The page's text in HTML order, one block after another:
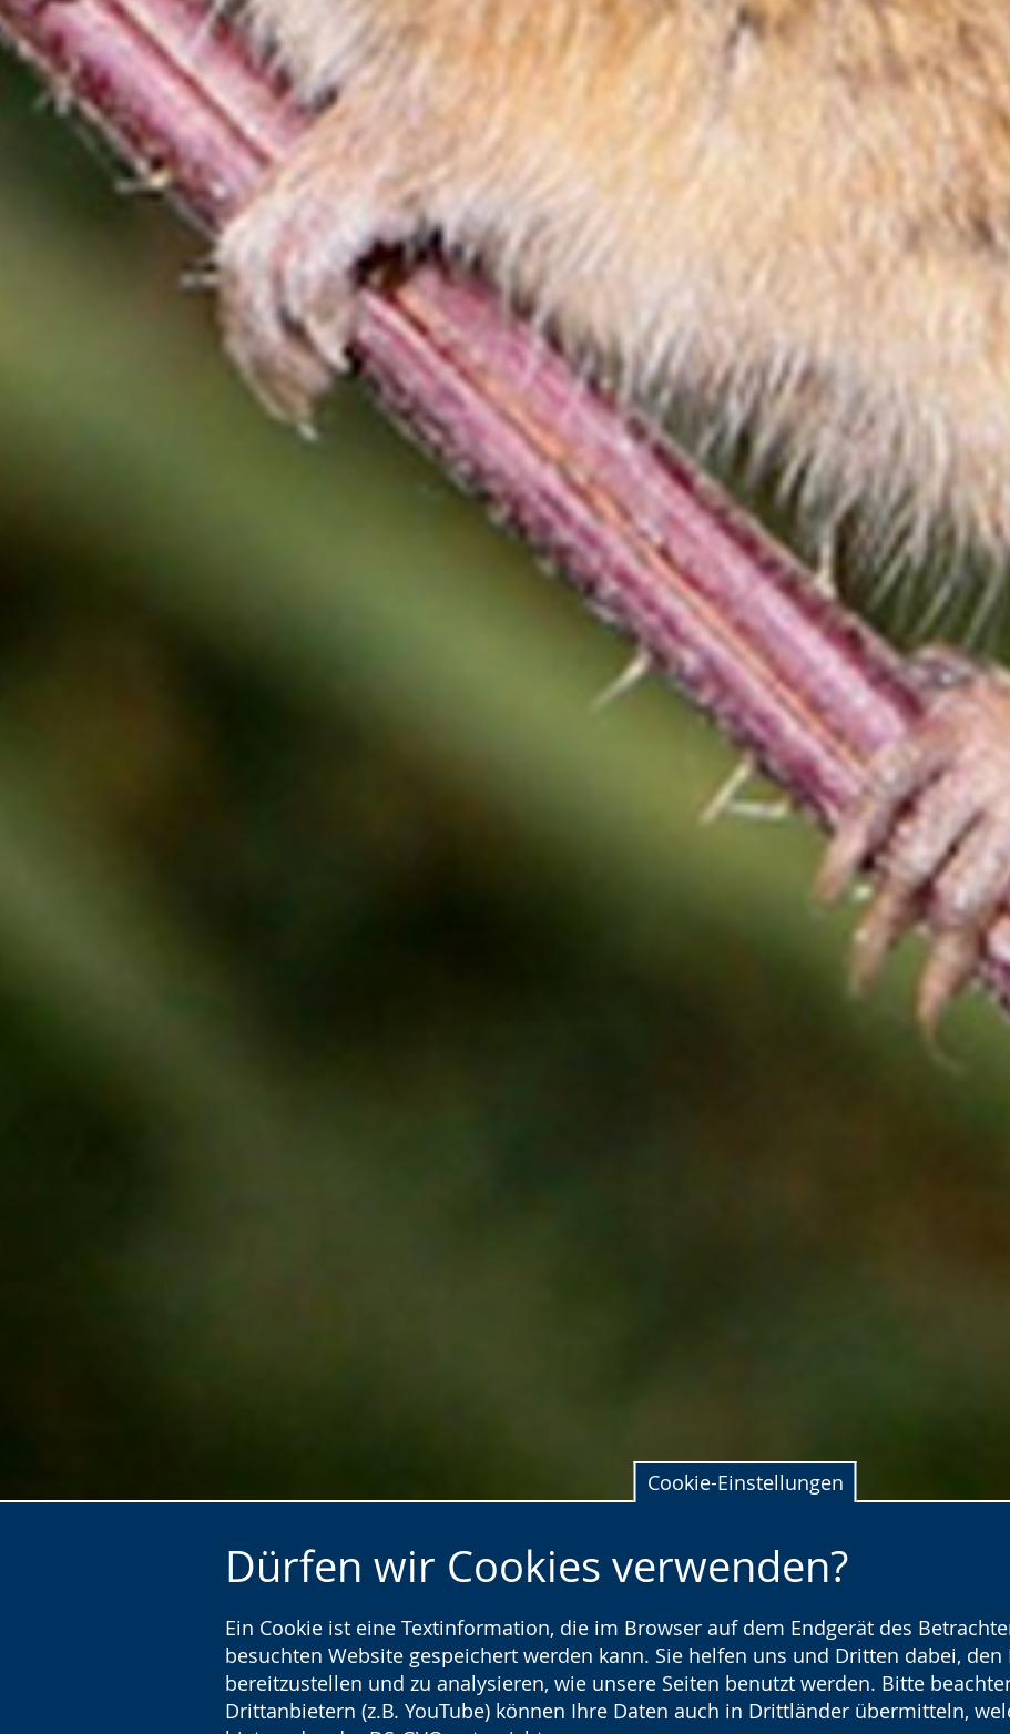
Cookie-Einstellungen
Dürfen wir Cookies verwenden?
Ein Cookie ist eine Textinformation, die im Browser auf dem Endgerät des
besuchten Website gespeichert werden kann. Sie helfen uns und Dritten dabei,
bereitzustellen und zu analysieren, wie unsere Seiten benutzt werden. Bitte
Drittanbietern (z.B. YouTube) können Ihre Daten auch in Drittländer übermitteln,